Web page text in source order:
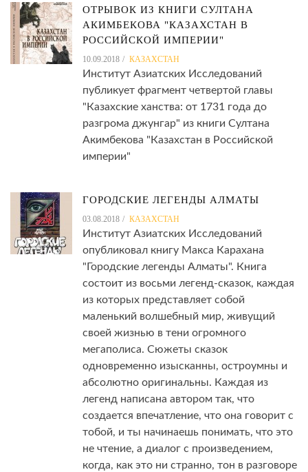
ОТРЫВОК ИЗ КНИГИ СУЛТАНА
АКИМБЕКОВА "КАЗАХСТАН В
РОССИЙСКОЙ ИМПЕРИИ"
10.09.2018 КАЗАХСТАН
Институт Азиатских Исследований
публикует фрагмент четвертой главы
"Казахские ханства: от 1731 года до
разгрома джунгар" из книги Султана
Акимбекова "Казахстан в Российской
империи"
ГОРОДСКИЕ ЛЕГЕНДЫ АЛМАТЫ
03.08.2018 КАЗАХСТАН
Институт Азиатских Исследований
опубликовал книгу Макса Карахана
"Городские легенды Алматы". Книга
состоит из восьми легенд-сказок, каждая
из которых представляет собой
маленький волшебный мир, живущий
своей жизнью в тени огромного
мегаполиса. Сюжеты сказок
одновременно изысканны, остроумны и
абсолютно оригинальны. Каждая из
легенд написана автором так, что
создается впечатление, что она говорит с
тобой, и ты начинаешь понимать, что это
не чтение, а диалог с произведением,
когда, как это ни странно, тон в разговоре